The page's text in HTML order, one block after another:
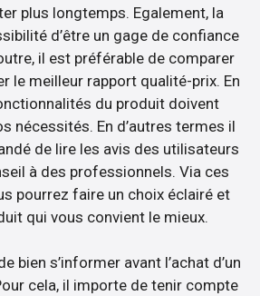
plus longtemps. Egalement, la
d’être un gage de confiance
il est préférable de comparer
le meilleur rapport qualité-prix. En
du produit doivent
nécessités. En d’autres termes il
de lire les avis des utilisateurs
à des professionnels. Via ces
pourrez faire un choix éclairé et
qui vous convient le mieux.
bien s’informer avant l’achat d’un
cela, il importe de tenir compte